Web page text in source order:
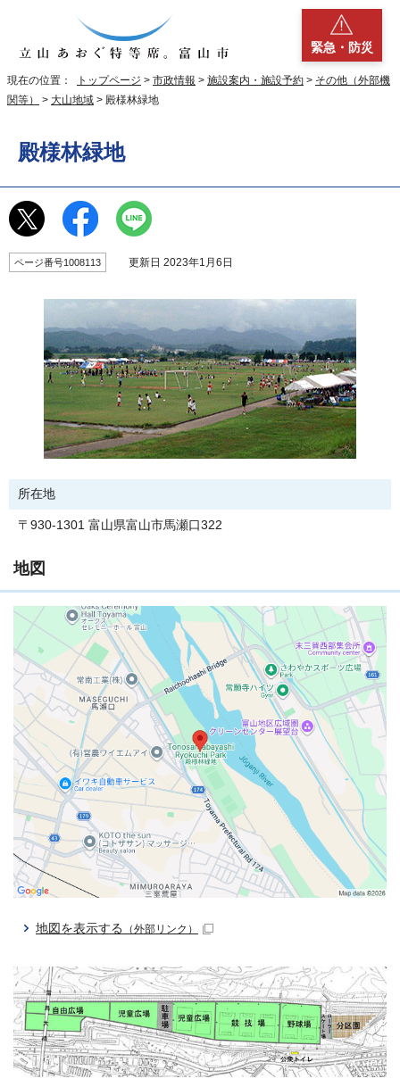
緊急・防災
現在の位置： トップページ > 市政情報 > 施設案内・施設予約 > その他（外部機
関等）
> 大山地域 > 殿様林緑地
殿様林緑地
ページ番号1008113 更新日 2023年1月6日
所在地
〒930-1301 富山県富山市馬瀬口322
地図
地図を表示する （外部リンク）